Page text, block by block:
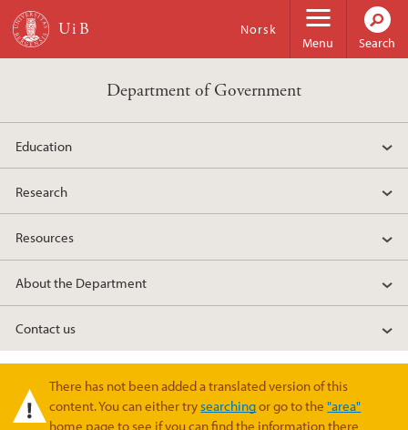
Skip to main content
Menu
Norsk
Search
Department of Government
Education
Research
Resources
About the Department
Contact us
Warning message
There has not been added a translated version of this
content. You can either trysearchingor go to the"area"
home page to see if you can find the information there